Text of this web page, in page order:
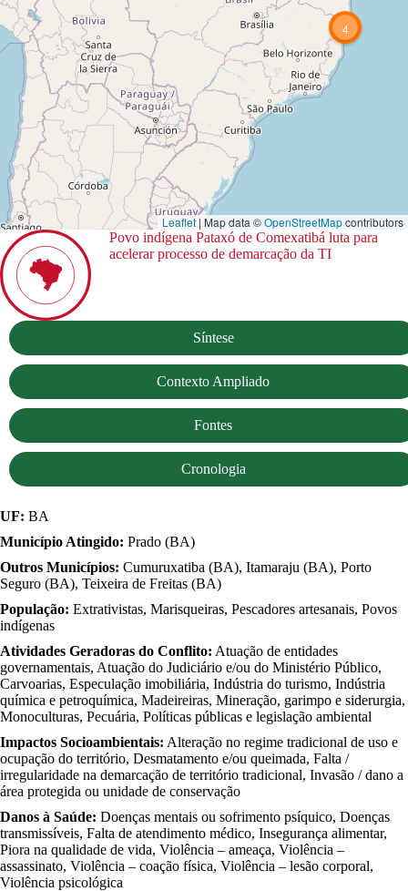
4
Leaflet | Map data ©OpenStreetMapcontributors
Povo indígena Pataxó de Comexatibá luta para
acelerar processo de demarcação da TI
Síntese
Contexto Ampliado
Fontes
Cronologia
UF: BA
Município Atingido: Prado (BA)
Outros Municípios: Cumuruxatiba (BA), Itamaraju (BA), Porto
Seguro (BA), Teixeira de Freitas (BA)
População: Extrativistas, Marisqueiras, Pescadores artesanais, Povos
indígenas
Atividades Geradoras do Conflito: Atuação de entidades
governamentais, Atuação do Judiciário e/ou do Ministério Público,
Carvoarias, Especulação imobiliária, Indústria do turismo, Indústria
química e petroquímica, Madeireiras, Mineração, garimpo e siderurgia,
Monoculturas, Pecuária, Políticas públicas e legislação ambiental
Impactos Socioambientais: Alteração no regime tradicional de uso e
ocupação do território, Desmatamento e/ou queimada, Falta /
irregularidade na demarcação de território tradicional, Invasão / dano a
área protegida ou unidade de conservação
Danos à Saúde: Doenças mentais ou sofrimento psíquico, Doenças
transmissíveis, Falta de atendimento médico, Insegurança alimentar,
Piora na qualidade de vida, Violência – ameaça, Violência –
assassinato, Violência – coação física, Violência – lesão corporal,
Violência psicológica